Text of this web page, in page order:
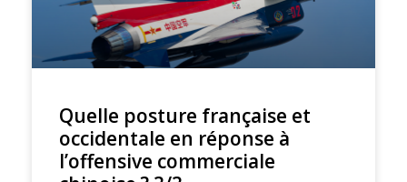
Quelle posture française et
occidentale en réponse à
l’offensive commerciale